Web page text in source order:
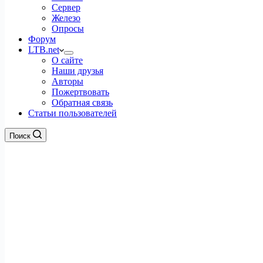
Сервер
Железо
Опросы
Форум
LTB.net
О сайте
Наши друзья
Авторы
Пожертвовать
Обратная связь
Статьи пользователей
Поиск